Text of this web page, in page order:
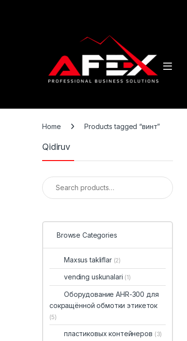
Home Products tagged “винт”
Qidiruv
Search for:
Browse Categories
Maxsus takliflar (2)
vending uskunalari (1)
Оборудование AHR-300 для
сокращённой обмотки этикеток
(5)
пластиковых контейнеров (3)